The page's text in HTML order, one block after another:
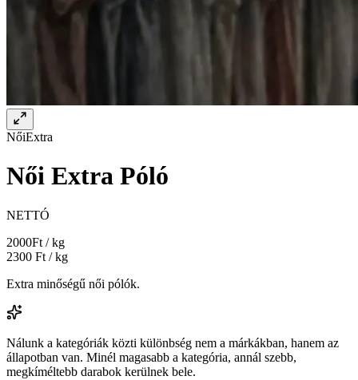
NőiExtra
Női Extra Póló
NETTÓ
2000Ft / kg
2300 Ft / kg
Extra minőségű női pólók.
Nálunk a kategóriák közti különbség nem a márkákban, hanem az
állapotban van. Minél magasabb a kategória, annál szebb,
megkíméltebb darabok kerülnek bele.